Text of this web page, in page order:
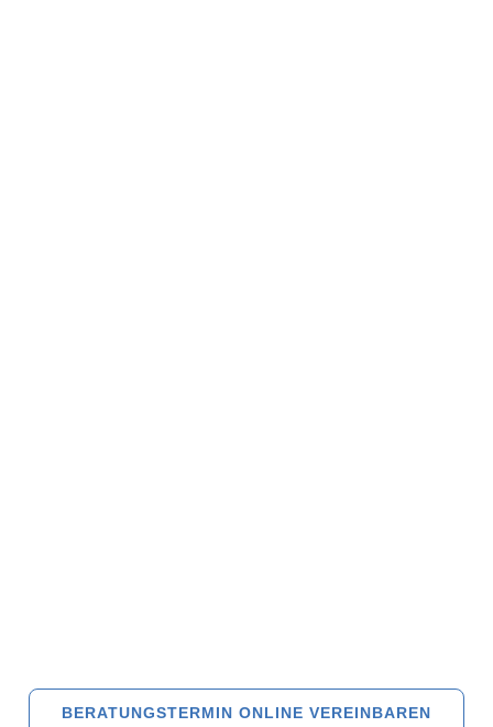
BERATUNGSTERMIN ONLINE VEREINBAREN